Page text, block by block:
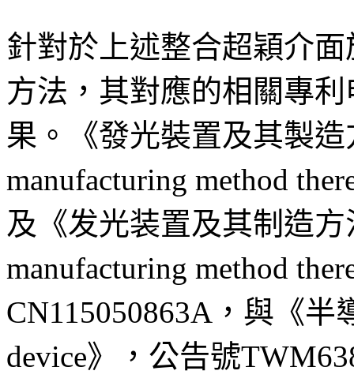
針對於上述整合超穎介
方法，其對應的相關專
果。《發光裝置及其製造
manufacturing method
及《发光装置及其制造方
manufacturing method
CN115050863A，與《半
device》，公告號